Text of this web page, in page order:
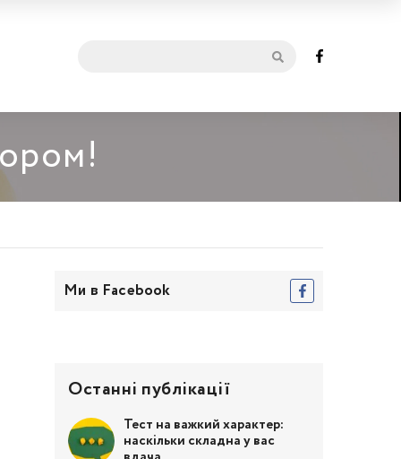
Ми в Facebook
Останні публікації
Тест на важкий характер:
наскільки складна у вас